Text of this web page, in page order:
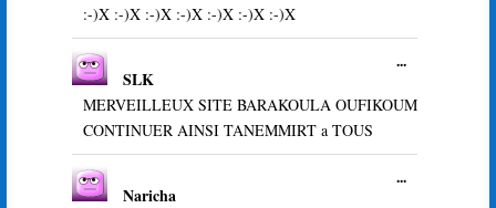
:-)X :-)X :-)X :-)X :-)X :-)X :-)X
SLK
MERVEILLEUX SITE BARAKOULA OUFIKOUM
CONTINUER AINSI TANEMMIRT a TOUS
...Ouvrir/
boîte
Naricha
...Ouvrir/